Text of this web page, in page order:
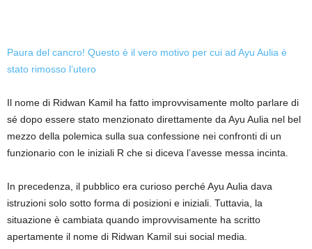
Paura del cancro! Questo è il vero motivo per cui ad Ayu Aulia è
stato rimosso l’utero
Il nome di Ridwan Kamil ha fatto improvvisamente molto parlare di
sé dopo essere stato menzionato direttamente da Ayu Aulia nel bel
mezzo della polemica sulla sua confessione nei confronti di un
funzionario con le iniziali R che si diceva l’avesse messa incinta.
In precedenza, il pubblico era curioso perché Ayu Aulia dava
istruzioni solo sotto forma di posizioni e iniziali. Tuttavia, la
situazione è cambiata quando improvvisamente ha scritto
apertamente il nome di Ridwan Kamil sui social media.